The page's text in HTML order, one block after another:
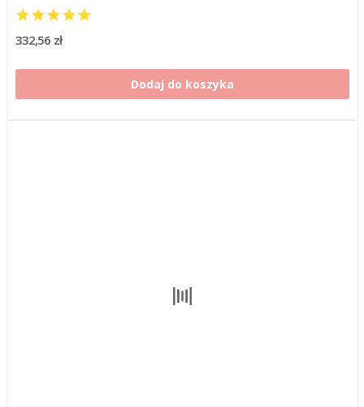
332,56 zł
Dodaj do koszyka